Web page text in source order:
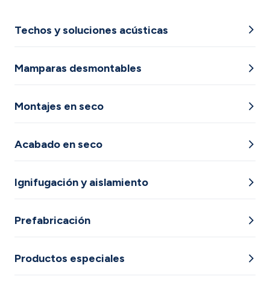
Techos y soluciones acústicas
Mamparas desmontables
Montajes en seco
Acabado en seco
Ignifugación y aislamiento
Prefabricación
Productos especiales